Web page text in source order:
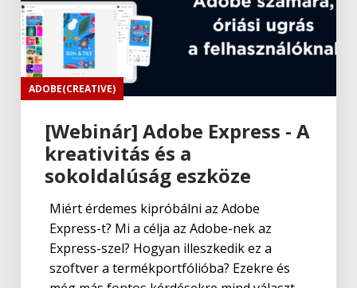
ADOBE(CREATIVE)
[Webinár] Adobe Express - A
kreativitás és a
sokoldalúság eszköze
Miért érdemes kipróbálni az Adobe
Express-t? Mi a célja az Adobe-nek az
Express-szel? Hogyan illeszkedik ez a
szoftver a termékportfólióba? Ezekre és